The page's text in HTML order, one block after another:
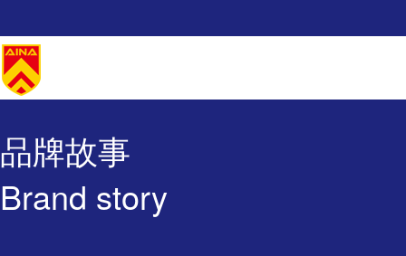
品牌故事
Brand story